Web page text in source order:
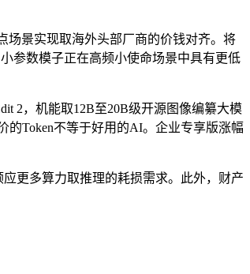
景实现取海外头部厂商的价钱对齐。将
参数模子正在高频小使命场景中具有更低
2，机能取12B至20B级开源图像编纂大模
的Token不等于好用的AI。企业专享版涨幅
更多算力取推理的耗损需求。此外，财产